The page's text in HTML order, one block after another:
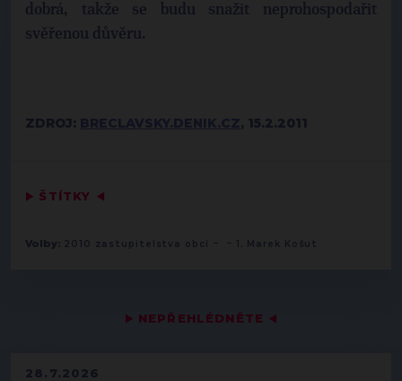
▶ NEPŘEHLÉDNĚTE ◀
28.7.2026
dobrá, takže se budu snažit neprohospodařit
svěřenou důvěru.
ZDROJ: , 15.2.2011
▶ ŠTÍTKY ◀
Volby: 2010 zastupitelstva obcí - - 1. Marek Košut